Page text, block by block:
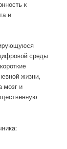
к
и
среды
жизни,
мозг и